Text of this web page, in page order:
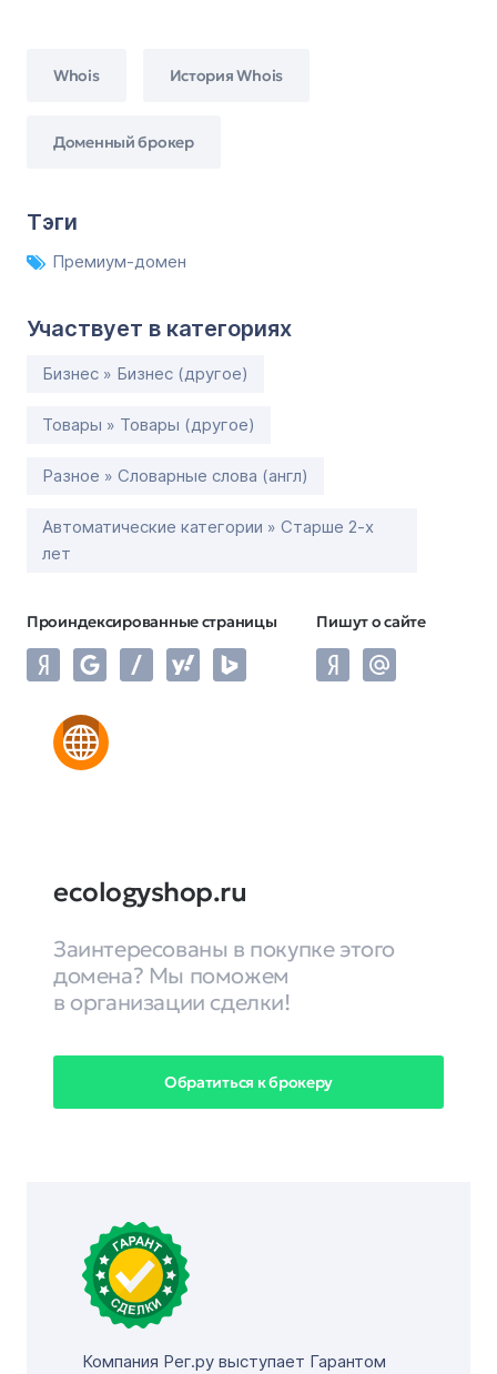
Whois История Whois
Доменный брокер
Тэги
Премиум-домен
Участвует в категориях
Бизнес » Бизнес (другое)
Товары » Товары (другое)
Разное » Словарные слова (англ)
Автоматические категории » Старше 2-х
лет
Проиндексированные страницы Пишут о сайте
ecologyshop.ru
Заинтересованы в покупке этого
домена? Мы поможем
в организации сделки!
Обратиться к брокеру
Компания Рег.ру выступает Гарантом